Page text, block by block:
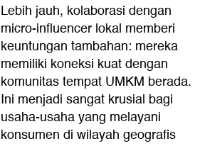
Lebih jauh, kolaborasi dengan
micro-influencer lokal memberi
keuntungan tambahan: mereka
memiliki koneksi kuat dengan
komunitas tempat UMKM berada.
Ini menjadi sangat krusial bagi
usaha-usaha yang melayani
konsumen di wilayah geografis